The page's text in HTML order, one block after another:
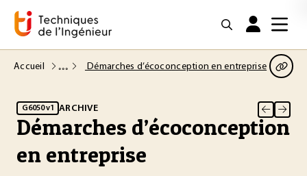
Accueil Démarches d’écoconception en entreprise
G6050 v1 ARCHIVE
Démarches d’écoconception
en entreprise